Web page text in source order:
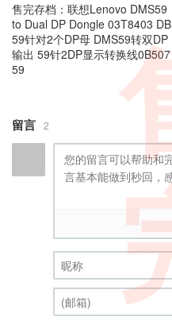
售完存档：联想Lenovo DMS59
to Dual DP Dongle 03T8403 DB
59针对2个DP母 DMS59转双DP
输出 59针2DP显示转换线0B507
59
留言 2
昵称 (必填)